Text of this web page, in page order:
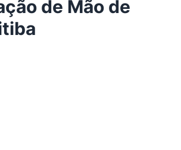
de Mão de